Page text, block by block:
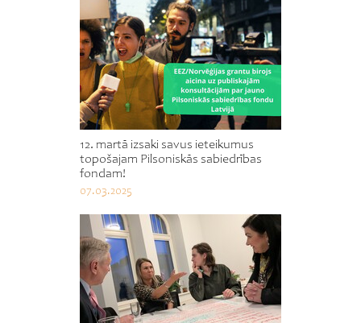
12. martā izsaki savus ieteikumus
topošajam Pilsoniskās sabiedrības
fondam!
07.03.2025